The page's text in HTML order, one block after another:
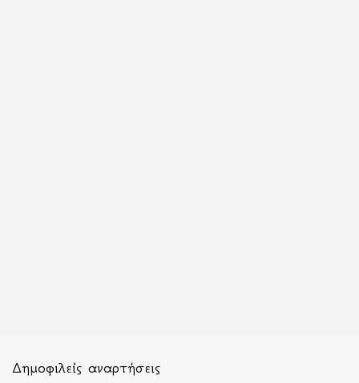
Δημοφιλείς αναρτήσεις